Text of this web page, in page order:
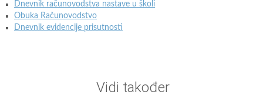
Dnevnik računovodstva nastave u školi
Obuka Računovodstvo
Dnevnik evidencije prisutnosti
Vidi također